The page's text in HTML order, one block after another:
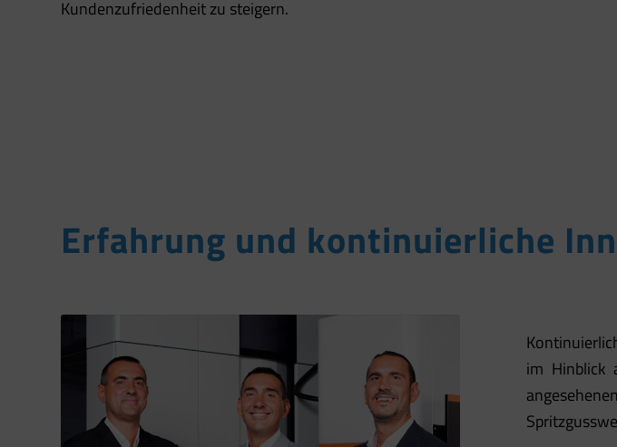
Kundenzufriedenheit zu steigern.
Erfahrung und kontinuierliche
im Hinblick